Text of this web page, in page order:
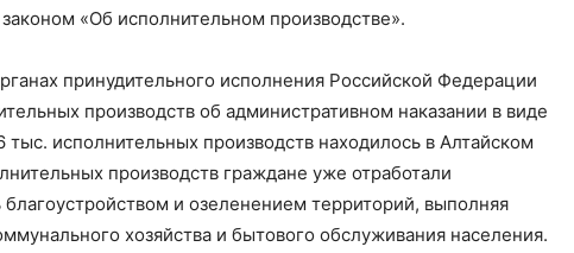
«Об исполнительном производстве».
принудительного исполнения Российской Федерации
производств об административном наказании в виде
тыс. исполнительных производств находилось в Алтайском
производств граждане уже отработали
и озеленением территорий, выполняя
хозяйства и бытового обслуживания населения.